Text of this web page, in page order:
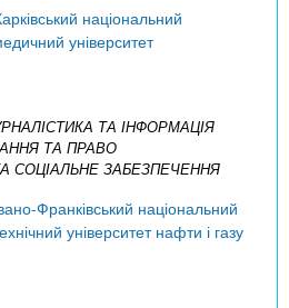
національний
університет
ТА ІНФОРМАЦІЯ
ТА ПРАВО
СОЦІАЛЬНЕ ЗАБЕЗПЕЧЕННЯ
Франківський національний
університет нафти і газу